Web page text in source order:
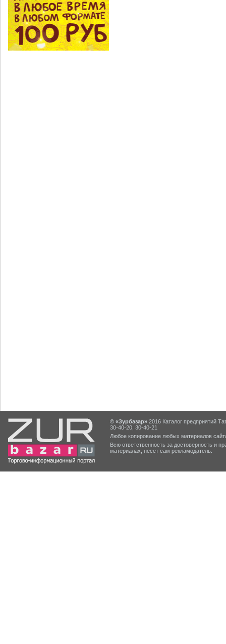
© «Зурбазар» 2016 Каталог предприятий
30-40-20, 30-40-21
Любое копирование любых материалов
Всю ответственность за достоверность и
материалах, несет сам рекламодатель.